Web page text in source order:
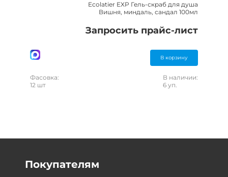
Ecolatier EXP Гель-скраб для душа
Вишня, миндаль, сандал 100мл
Запросить прайс-лист
В корзину
Фасовка:
12 шт
В наличии:
6 уп.
Покупателям